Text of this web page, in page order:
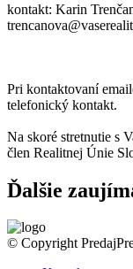
kontakt: Karin
Pri kontaktovaní
telefonický kontakt.
Na skoré stretnutie s
člen Realitnej Únie
Ďalšie
© Copyright